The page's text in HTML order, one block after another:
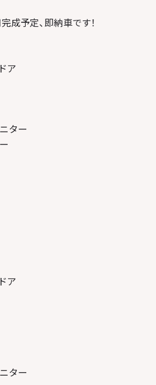
成予定、即納車です！
ア
ター
ア
ター